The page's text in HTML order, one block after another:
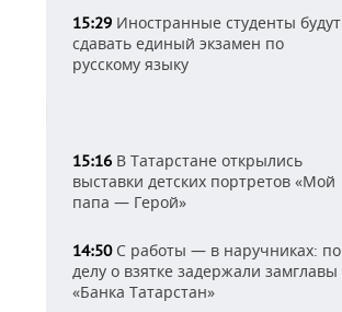
15:29 Иностранные студенты будут
сдавать единый экзамен по
русскому языку
15:16 В Татарстане открылись
выставки детских портретов «Мой
папа — Герой»
14:50С работы — в наручниках: по
делу о взятке задержали замглавы
«Банка Татарстан»